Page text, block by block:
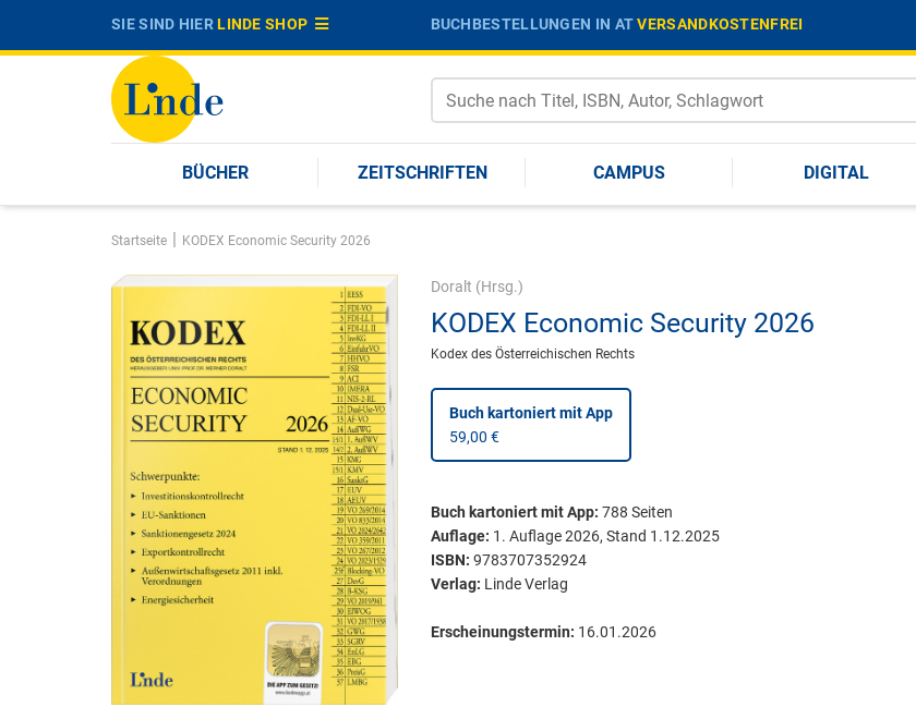
SIE SIND HIERLINDE SHOP BUCHBESTELLUNGEN IN ATVERSANDKOSTENFREI
BÜCHER ZEITSCHRIFTEN CAMPUS DIGITAL
Startseite | KODEX Economic Security 2026
Doralt (Hrsg.)
KODEX Economic Security 2026
Kodex des Österreichischen Rechts
Buch kartoniertmit App
59,00 €
Buch kartoniertmit App: 788 Seiten
Auflage: 1. Auflage 2026, Stand 1.12.2025
ISBN: 9783707352924
Verlag: Linde Verlag
Erscheinungstermin: 16.01.2026